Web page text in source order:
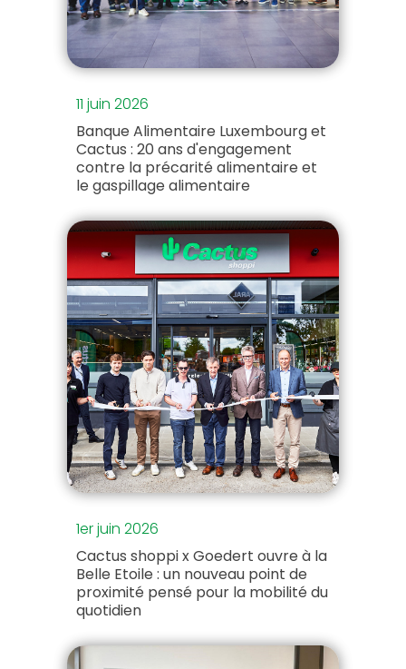
11 juin 2026
Banque Alimentaire Luxembourg et
Cactus : 20 ans d'engagement
contre la précarité alimentaire et
le gaspillage alimentaire
1er juin 2026
Cactus shoppi x Goedert ouvre à la
Belle Etoile : un nouveau point de
proximité pensé pour la mobilité du
quotidien